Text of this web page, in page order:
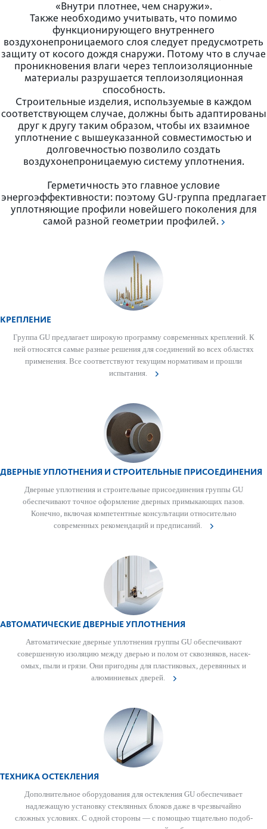
«Внутри плотнее, чем снаружи».
Также необходимо учитывать, что помимо
функционирующего внутреннего
воздухонепроницаемого слоя следует предусмотреть
защиту от косого дождя снаружи. Потому что в случае
проникновения влаги через теплоизоляционные
материалы разрушается теплоизоляционная
способность.
Строительные изделия, используемые в каждом
соответствующем случае, должны быть адаптированы
друг к другу таким образом, чтобы их взаимное
уплотнение с вышеуказанной совместимостью и
долговечностью позволило создать
воздухонепроницаемую систему уплотнения.
Гермет­ичность это главное условие
энергоэффективности: поэтому GU-группа предлагает
уплотняющие профили новейшего пок­о­л­ения для
самой разной геометрии профилей.
КРЕПЛЕНИЕ
Группа GU предлагает широкую программу современных креп­лений. К
ней относятся самые разные решения для соединений во всех обла­стях
применения. Все соотв­е­тствуют тек­ущим нормат­ивам и прошли
испытания.
ДВЕРНЫЕ УПЛОТНЕНИЯ И СТРОИТЕЛЬНЫЕ ПРИСОЕДИНЕНИЯ
Дверные уплотнения и строительные присо­единения группы GU
обеспечивают точное оформ­ление дверных примы­кающих пазов.
Конечно, включая компетентные консультации относительно
современных рекомендаций и предписаний.
АВТОМАТИЧЕСКИЕ ДВЕРНЫЕ УПЛОТНЕНИЯ
Автом­ат­ические дверные уплотнения группы GU обеспечивают
совершенную изол­яцию между дверью и полом от сквозняков, насе­к­
омых, пыли и грязи. Они пригодны для пла­сти­к­овых, дер­евянных и
алюминиевых дверей.
ТЕХНИКА ОСТЕКЛЕНИЯ
Дополнительное обору­дования для остек­л­ения GU обеспечивает
надлежащую установку стеклянных блоков даже в чрезвычайно
сложных условиях. С одной стороны — с помощью тщательно подоб­